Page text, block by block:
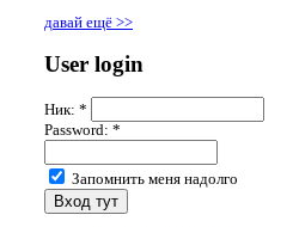
давай ещё >>
User login
Ник: *
Password: *
Запомнить меня надолго